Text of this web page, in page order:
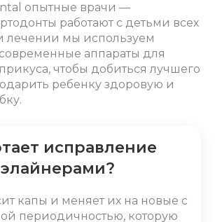
опытные врачи —
работают с детьми всех
лечении мы используем
аппараты для
чтобы добиться лучшего
ребенку здоровую и
исправление
капы и меняет их на новые с
периодичностью, которую